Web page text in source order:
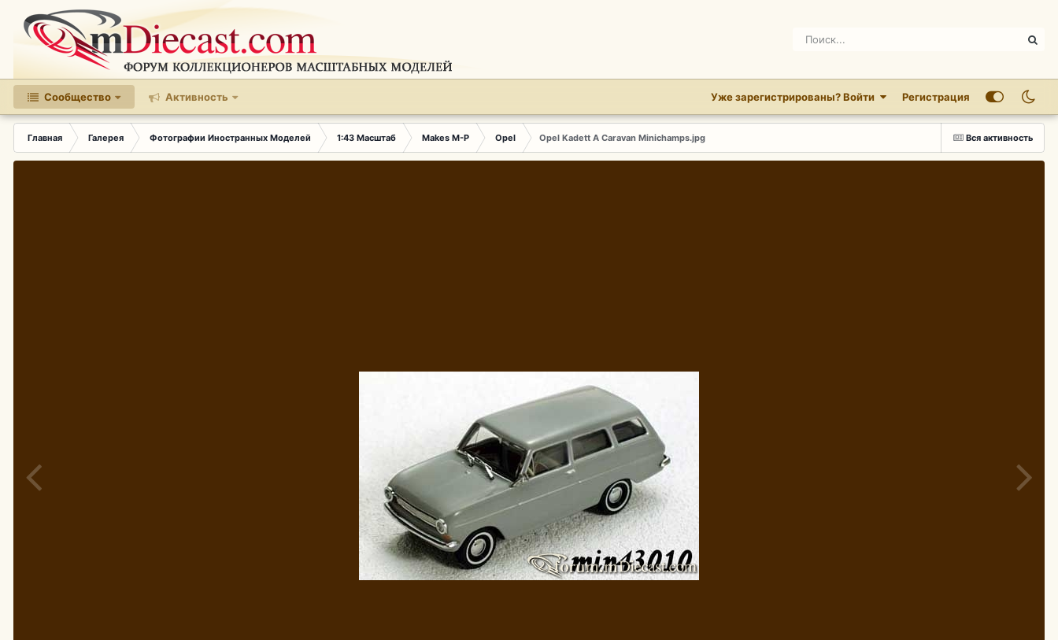
Сообщество Активность Уже зарегистрированы? Войти Регистрация
Вся активность
Главная Галерея Фотографии Иностранных Моделей 1:43 Масштаб Makes M-P Opel Opel Kadett A Caravan Minichamps.jpg